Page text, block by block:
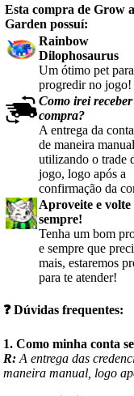
Esta compra de Grow a
Garden possuí:
Rainbow
Dilophosaurus
Um ótimo pet para
progredir no jogo!
Como irei
compra?
A entrega da
de maneira
utilizando o trade
jogo, logo após a
confirmação da
Aproveite e volte
sempre!
Tenha um bom
e sempre que
mais, estaremos
para te atender!
❓Dúvidas frequentes:
1. Como minha conta
R: A entrega das
maneira manual, logo